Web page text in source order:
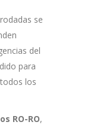
se
del
para
los
RO-RO,